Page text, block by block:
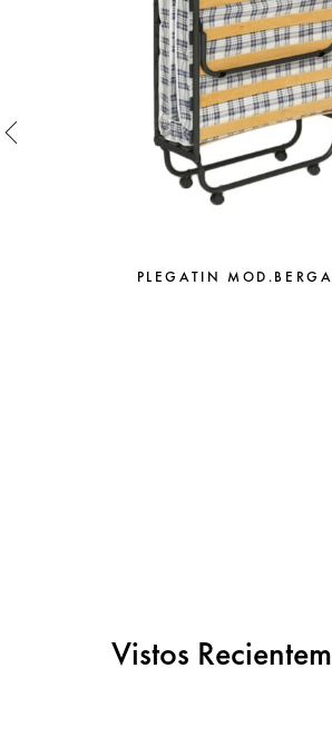
PLEGATIN
Vistos